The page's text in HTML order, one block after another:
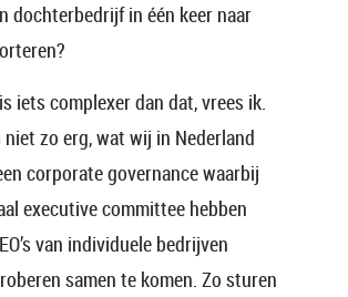
dochterbedrijf in één keer naar
iets complexer dan dat, vrees ik.
niet zo erg, wat wij in Nederland
corporate governance waarbij
executive committee hebben
van individuele bedrijven
samen te komen. Zo sturen